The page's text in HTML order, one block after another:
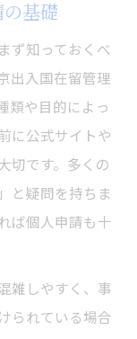
基礎
ず知っておくべ
出入国在留管理
類や目的によっ
に公式サイトや
切です。多くの
と疑問を持ちま
ば個人申請も十
雑しやすく、事
られている場合